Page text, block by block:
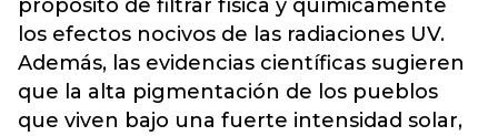
propósito de filtrar física y químicamente
los efectos nocivos de las radiaciones UV.
Además, las evidencias científicas sugieren
que la alta pigmentación de los pueblos
que viven bajo una fuerte intensidad solar,